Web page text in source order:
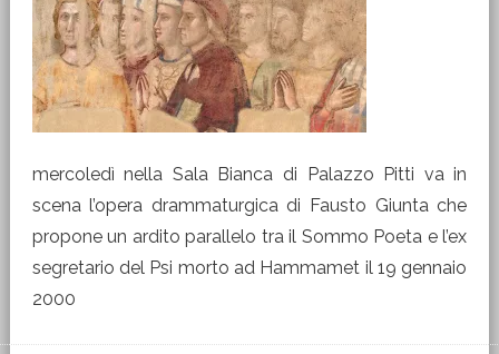
mercoledì nella Sala Bianca di Palazzo Pitti va in
scena l’opera drammaturgica di Fausto Giunta che
propone un ardito parallelo tra il Sommo Poeta e l’ex
segretario del Psi morto ad Hammamet il 19 gennaio
2000